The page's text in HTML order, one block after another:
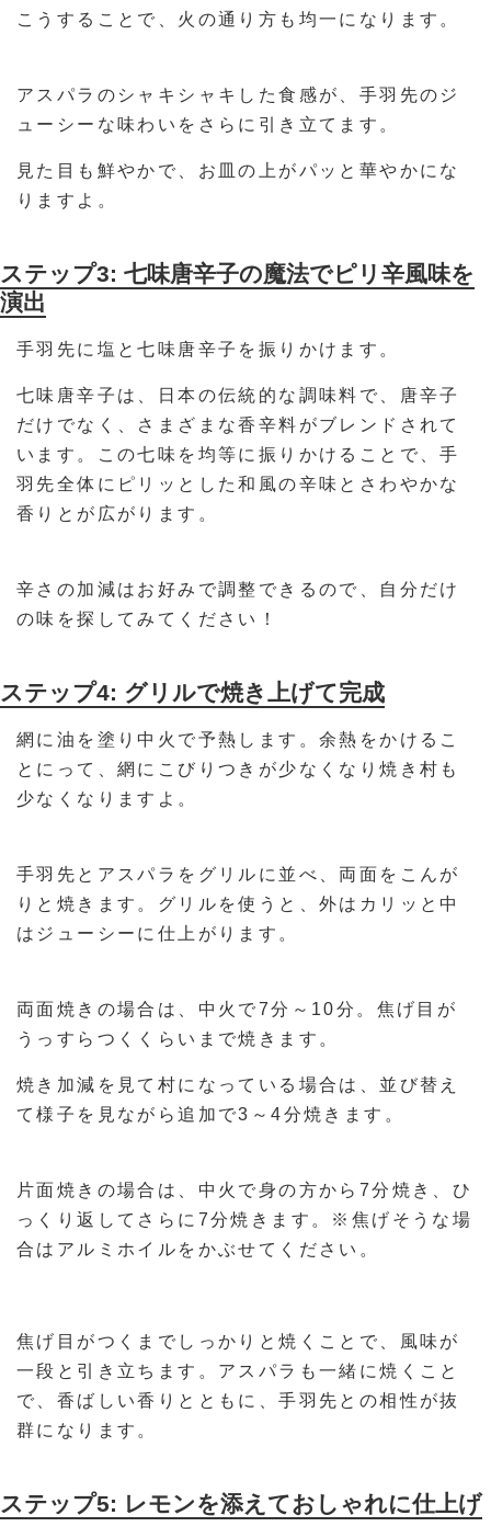
こうすることで、火の通り方も均一になります。
アスパラのシャキシャキした食感が、手羽先のジ
ューシーな味わいをさらに引き立てます。
見た目も鮮やかで、お皿の上がパッと華やかにな
りますよ。
ステップ3: 七味唐辛子の魔法でピリ辛風味を
演出
手羽先に塩と七味唐辛子を振りかけます。
七味唐辛子は、日本の伝統的な調味料で、唐辛子
だけでなく、さまざまな香辛料がブレンドされて
います。この七味を均等に振りかけることで、手
羽先全体にピリッとした和風の辛味とさわやかな
香りとが広がります。
辛さの加減はお好みで調整できるので、自分だけ
の味を探してみてください！
ステップ4: グリルで焼き上げて完成
網に油を塗り中火で予熱します。余熱をかけるこ
とにって、網にこびりつきが少なくなり焼き村も
少なくなりますよ。
手羽先とアスパラをグリルに並べ、両面をこんが
りと焼きます。グリルを使うと、外はカリッと中
はジューシーに仕上がります。
両面焼きの場合は、中火で7分～10分。焦げ目が
うっすらつくくらいまで焼きます。
焼き加減を見て村になっている場合は、並び替え
て様子を見ながら追加で3～4分焼きます。
片面焼きの場合は、中火で身の方から7分焼き、ひ
っくり返してさらに7分焼きます。※焦げそうな場
合はアルミホイルをかぶせてください。
焦げ目がつくまでしっかりと焼くことで、風味が
一段と引き立ちます。アスパラも一緒に焼くこと
で、香ばしい香りとともに、手羽先との相性が抜
群になります。
ステップ5: レモンを添えておしゃれに仕上げ